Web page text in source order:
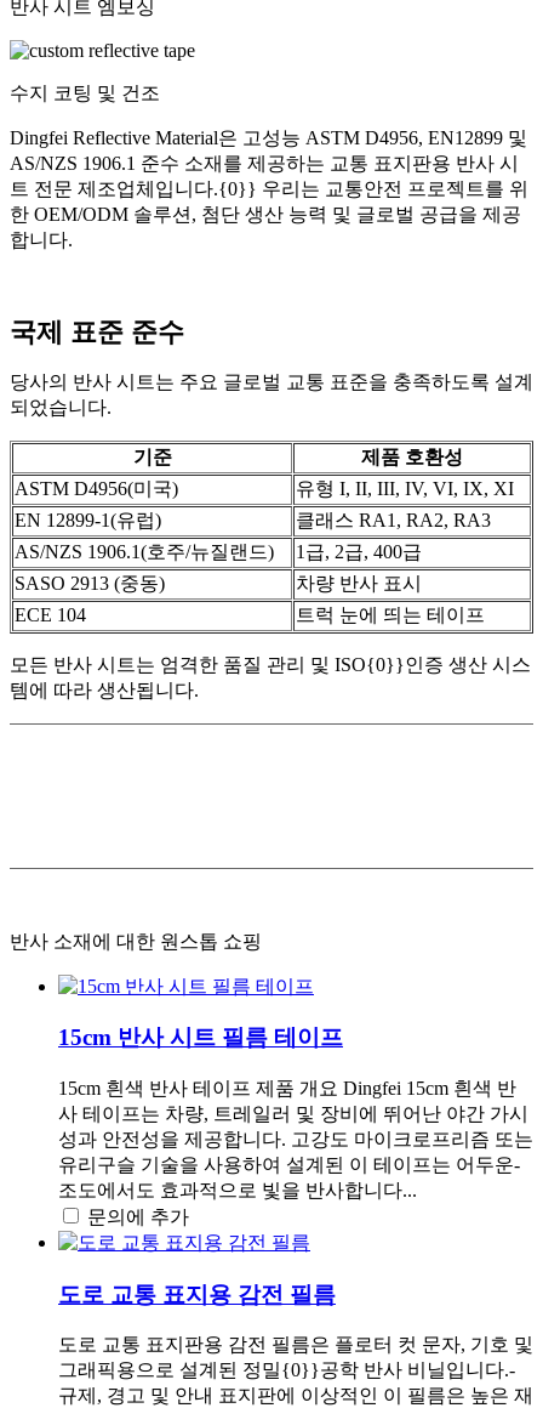
반사 시트 엠보싱
수지 코팅 및 건조
Dingfei Reflective Material은 고성능 ASTM D4956, EN12899 및
AS/NZS 1906.1 준수 소재를 제공하는 교통 표지판용 반사 시
트 전문 제조업체입니다.{0}} 우리는 교통안전 프로젝트를 위
한 OEM/ODM 솔루션, 첨단 생산 능력 및 글로벌 공급을 제공
합니다.
국제 표준 준수
당사의 반사 시트는 주요 글로벌 교통 표준을 충족하도록 설계
되었습니다.
기준
제품 호환성
ASTM D4956(미국)
유형 I, II, III, IV, VI, IX, XI
EN 12899-1(유럽)
클래스 RA1, RA2, RA3
AS/NZS 1906.1(호주/뉴질랜드)
1급, 2급, 400급
SASO 2913 (중동)
차량 반사 표시
ECE 104
트럭 눈에 띄는 테이프
모든 반사 시트는 엄격한 품질 관리 및 ISO{0}}인증 생산 시스
템에 따라 생산됩니다.
반사 소재에 대한 원스톱 쇼핑
15cm 반사 시트 필름 테이프
15cm 흰색 반사 테이프 제품 개요 Dingfei 15cm 흰색 반
사 테이프는 차량, 트레일러 및 장비에 뛰어난 야간 가시
성과 안전성을 제공합니다. 고강도 마이크로프리즘 또는
유리구슬 기술을 사용하여 설계된 이 테이프는 어두운-
조도에서도 효과적으로 빛을 반사합니다...
문의에 추가
도로 교통 표지용 감전 필름
도로 교통 표지판용 감전 필름은 플로터 컷 문자, 기호 및
그래픽용으로 설계된 정밀{0}}공학 반사 비닐입니다.-
규제, 경고 및 안내 표지판에 이상적인 이 필름은 높은 재